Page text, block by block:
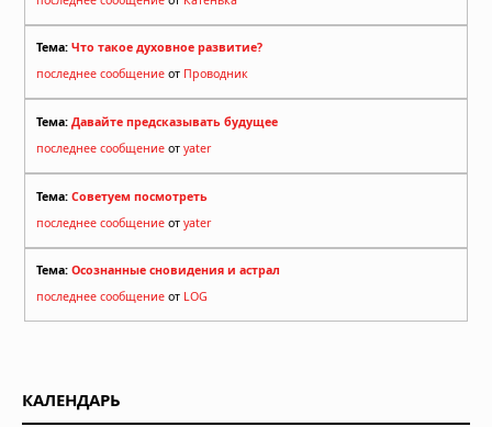
Тема: Что такое духовное развитие?
последнее сообщение от Проводник
Тема: Давайте предсказывать будущее
последнее сообщение от yater
Тема: Советуем посмотреть
последнее сообщение от yater
Тема: Осознанные сновидения и астрал
последнее сообщение от LOG
КАЛЕНДАРЬ